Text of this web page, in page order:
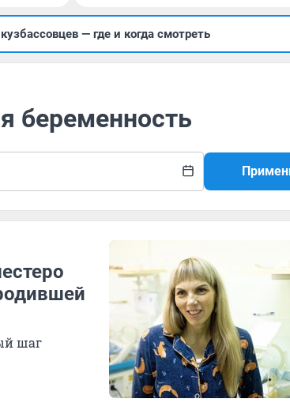
— где и когда смотреть
беременность
шаг